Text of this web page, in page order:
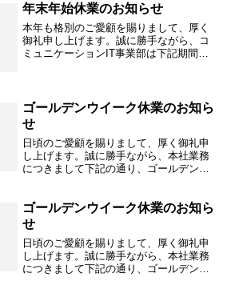
(日)まで何かとご不便をおかけすることと
存じ...
年末年始休業のお知らせ
本年も格別のご愛顧を賜りまして、厚く
御礼申し上げます。誠に勝手ながら、コ
ミュニケーションIT事業部は下記期間中
より20...
ゴールデンウイーク休業のお知ら
せ
日頃のご愛顧を賜りまして、厚く御礼申
し上げます。誠に勝手ながら、本社業務
につきまして下記の通り、ゴールデンウ
(日)まで何かとご不便をおかけすることと
存じ...
ゴールデンウイーク休業のお知ら
せ
日頃のご愛顧を賜りまして、厚く御礼申
し上げます。誠に勝手ながら、本社業務
につきまして下記の通り、ゴールデンウ